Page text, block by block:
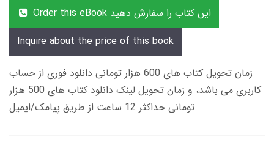
Order this eBook این کتاب را سفارش دهید
Inquire about the price of this book
زمان تحویل کتاب های 600 هزار تومانی دانلود فوری از حساب
کاربری می باشد، و زمان تحویل لینک دانلود کتاب های 500 هزار
تومانی حداکثر 12 ساعت از طریق پیامک/ایمیل